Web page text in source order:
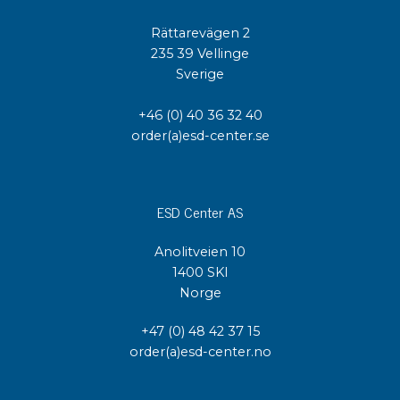
Rättarevägen 2
235 39 Vellinge
Sverige
+46 (0) 40 36 32 40
order(a)esd-center.se
ESD Center AS
Anolitveien 10
1400 SKI
Norge
+47 (0) 48 42 37 15
order(a)esd-center.no